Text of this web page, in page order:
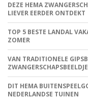
DEZE HEMA
LIEVER EERDER ONTDEKT
TOP 5 BESTE LANDAL
ZOMER
VAN TRADITIONELE
ZWANGERSCHAPSBEELDJE
DIT HEMA
NEDERLANDSE TUINEN